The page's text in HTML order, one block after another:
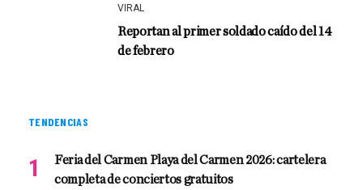
VIRAL
Reportan al primer soldado caído del 14
de febrero
TENDENCIAS
Feria del Carmen Playa del Carmen 2026: cartelera
completa de conciertos gratuitos